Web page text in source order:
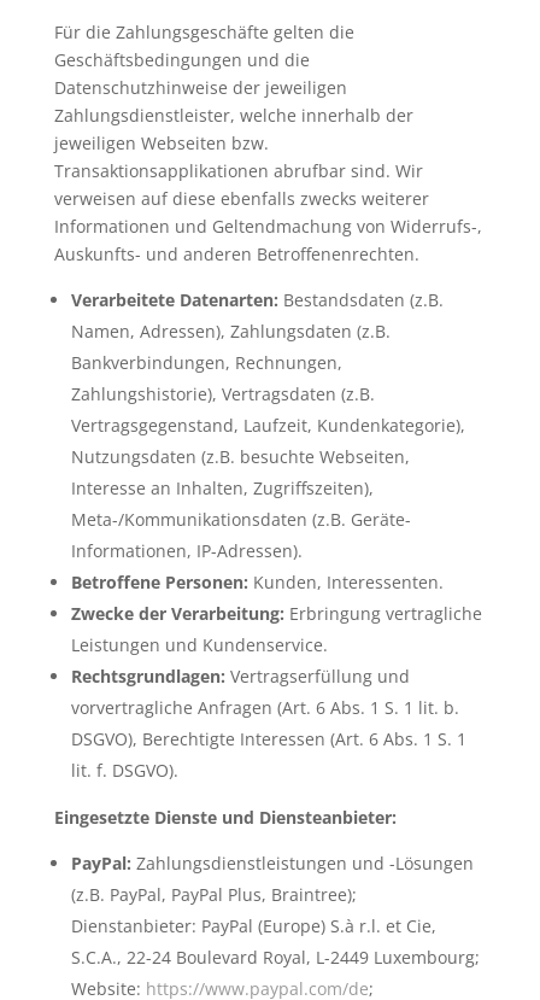
Für die Zahlungsgeschäfte gelten die
Geschäftsbedingungen und die
Datenschutzhinweise der jeweiligen
Zahlungsdienstleister, welche innerhalb der
jeweiligen Webseiten bzw.
Transaktionsapplikationen abrufbar sind. Wir
verweisen auf diese ebenfalls zwecks weiterer
Informationen und Geltendmachung von Widerrufs-,
Auskunfts- und anderen Betroffenenrechten.
Verarbeitete Datenarten: Bestandsdaten (z.B.
Namen, Adressen), Zahlungsdaten (z.B.
Bankverbindungen, Rechnungen,
Zahlungshistorie), Vertragsdaten (z.B.
Vertragsgegenstand, Laufzeit, Kundenkategorie),
Nutzungsdaten (z.B. besuchte Webseiten,
Interesse an Inhalten, Zugriffszeiten),
Meta-/Kommunikationsdaten (z.B. Geräte-
Informationen, IP-Adressen).
Betroffene Personen: Kunden, Interessenten.
Zwecke der Verarbeitung: Erbringung vertragliche
Leistungen und Kundenservice.
Rechtsgrundlagen: Vertragserfüllung und
vorvertragliche Anfragen (Art. 6 Abs. 1 S. 1 lit. b.
DSGVO), Berechtigte Interessen (Art. 6 Abs. 1 S. 1
lit. f. DSGVO).
Eingesetzte Dienste und Diensteanbieter:
PayPal: Zahlungsdienstleistungen und -Lösungen
(z.B. PayPal, PayPal Plus, Braintree);
Dienstanbieter: PayPal (Europe) S.à r.l. et Cie,
S.C.A., 22-24 Boulevard Royal, L-2449 Luxembourg;
Website: https://www.paypal.com/de;